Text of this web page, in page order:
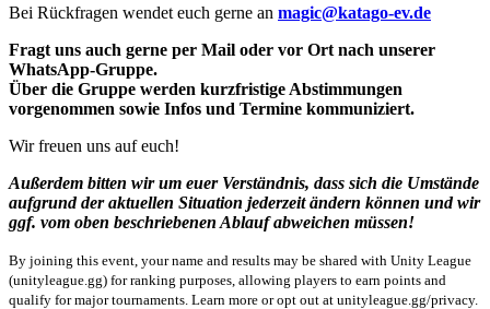
Bei Rückfragen wendet euch gerne an magic@katago-ev.de
Fragt uns auch gerne per Mail oder vor Ort nach unserer
WhatsApp-Gruppe.
Über die Gruppe werden kurzfristige Abstimmungen
vorgenommen sowie Infos und Termine kommuniziert.
Wir freuen uns auf euch!
Außerdem bitten wir um euer Verständnis, dass sich die Umstände
aufgrund der aktuellen Situation jederzeit ändern können und wir
ggf. vom oben beschriebenen Ablauf abweichen müssen!
By joining this event, your name and results may be shared with Unity League
(unityleague.gg) for ranking purposes, allowing players to earn points and
qualify for major tournaments. Learn more or opt out at unityleague.gg/privacy.